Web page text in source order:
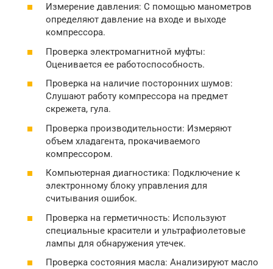
Измерение давления: С помощью манометров
определяют давление на входе и выходе
компрессора.
Проверка электромагнитной муфты:
Оценивается ее работоспособность.
Проверка на наличие посторонних шумов:
Слушают работу компрессора на предмет
скрежета, гула.
Проверка производительности: Измеряют
объем хладагента, прокачиваемого
компрессором.
Компьютерная диагностика: Подключение к
электронному блоку управления для
считывания ошибок.
Проверка на герметичность: Используют
специальные красители и ультрафиолетовые
лампы для обнаружения утечек.
Проверка состояния масла: Анализируют масло